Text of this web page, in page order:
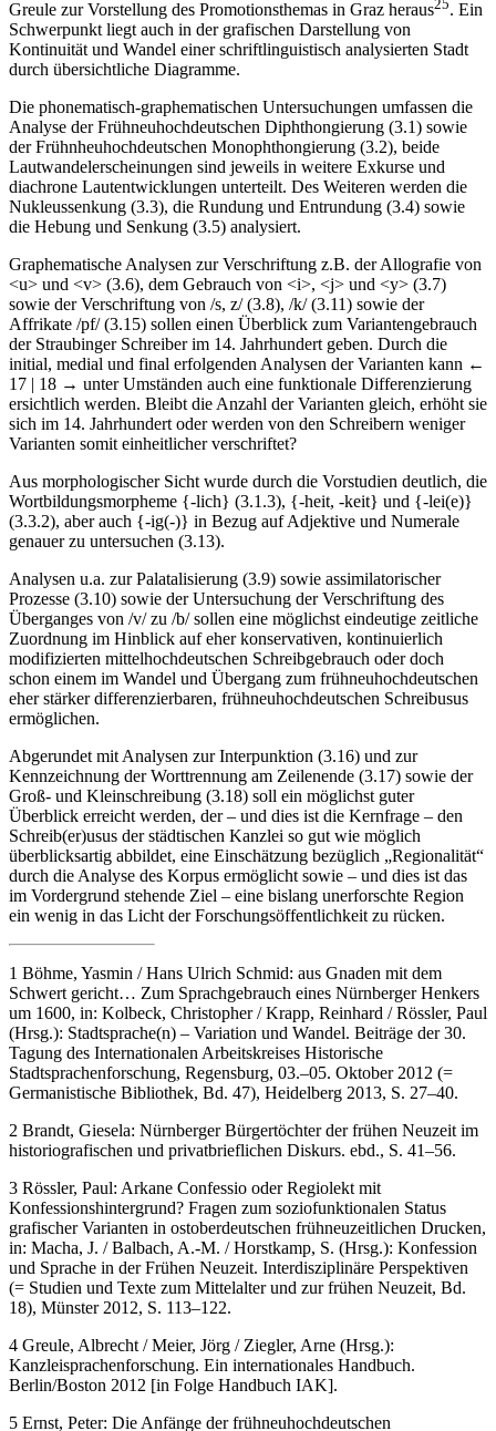
durch Voruntersuchungen24sowie in Vorgesprächen mit Prof.
Greule zur Vorstellung des Promotionsthemas in Graz heraus
Schwerpunkt liegt auch in der grafischen Darstellung von
Kontinuität und Wandel einer schriftlinguistisch analysierten Stadt
Die phonematisch-graphematischen Untersuchungen umfassen die
Analyse der Frühneuhochdeutschen Diphthongierung (3.1) sowie
der Frühnheuhochdeutschen Monophthongierung (3.2), beide
Lautwandelerscheinungen sind jeweils in weitere Exkurse und
diachrone Lautentwicklungen unterteilt. Des Weiteren werden die
Nukleussenkung (3.3), die Rundung und Entrundung (3.4) sowie
Graphematische Analysen zur Verschriftung z.B. der Allografie von
<u> und <v> (3.6), dem Gebrauch von <i>, <j> und <y> (3.7)
sowie der Verschriftung von /s, z/ (3.8), /k/ (3.11) sowie der
Affrikate /pf/ (3.15) sollen einen Überblick zum Variantengebrauch
der Straubinger Schreiber im 14. Jahrhundert geben. Durch die
initial, medial und final erfolgenden Analysen der Varianten kann←
17 | 18 → unter Umständen auch eine funktionale Differenzierung
ersichtlich werden. Bleibt die Anzahl der Varianten gleich, erhöht sie
sich im 14. Jahrhundert oder werden von den Schreibern weniger
Aus morphologischer Sicht wurde durch die Vorstudien deutlich, die
Wortbildungsmorpheme {-lich} (3.1.3), {-heit, -keit} und {-lei(e)}
(3.3.2), aber auch {-ig(-)} in Bezug auf Adjektive und Numerale
Analysen u.a. zur Palatalisierung (3.9) sowie assimilatorischer
Prozesse (3.10) sowie der Untersuchung der Verschriftung des
Überganges von /v/ zu /b/ sollen eine möglichst eindeutige zeitliche
Zuordnung im Hinblick auf eher konservativen, kontinuierlich
modifizierten mittelhochdeutschen Schreibgebrauch oder doch
schon einem im Wandel und Übergang zum frühneuhochdeutschen
eher stärker differenzierbaren, frühneuhochdeutschen Schreibusus
Abgerundet mit Analysen zur Interpunktion (3.16) und zur
Kennzeichnung der Worttrennung am Zeilenende (3.17) sowie der
Groß- und Kleinschreibung (3.18) soll ein möglichst guter
Überblick erreicht werden, der – und dies ist die Kernfrage – den
Schreib(er)usus der städtischen Kanzlei so gut wie möglich
überblicksartig abbildet, eine Einschätzung bezüglich „Regionalität“
durch die Analyse des Korpus ermöglicht sowie – und dies ist das
im Vordergrund stehende Ziel – eine bislang unerforschte Region
1 Böhme, Yasmin / Hans Ulrich Schmid: aus Gnaden mit dem
Schwert gericht… Zum Sprachgebrauch eines Nürnberger Henkers
um 1600, in: Kolbeck, Christopher / Krapp, Reinhard / Rössler, Paul
(Hrsg.): Stadtsprache(n) – Variation und Wandel. Beiträge der 30.
Tagung des Internationalen Arbeitskreises Historische
Stadtsprachenforschung, Regensburg, 03.–05. Oktober 2012 (=
2 Brandt, Giesela: Nürnberger Bürgertöchter der frühen Neuzeit im
3 Rössler, Paul: Arkane Confessio oder Regiolekt mit
Konfessionshintergrund? Fragen zum soziofunktionalen Status
grafischer Varianten in ostoberdeutschen frühneuzeitlichen Drucken,
in: Macha, J. / Balbach, A.-M. / Horstkamp, S. (Hrsg.): Konfession
und Sprache in der Frühen Neuzeit. Interdisziplinäre Perspektiven
(= Studien und Texte zum Mittelalter und zur frühen Neuzeit, Bd.
4 Greule, Albrecht / Meier, Jörg / Ziegler, Arne (Hrsg.):
Kanzleisprachenforschung. Ein internationales Handbuch.